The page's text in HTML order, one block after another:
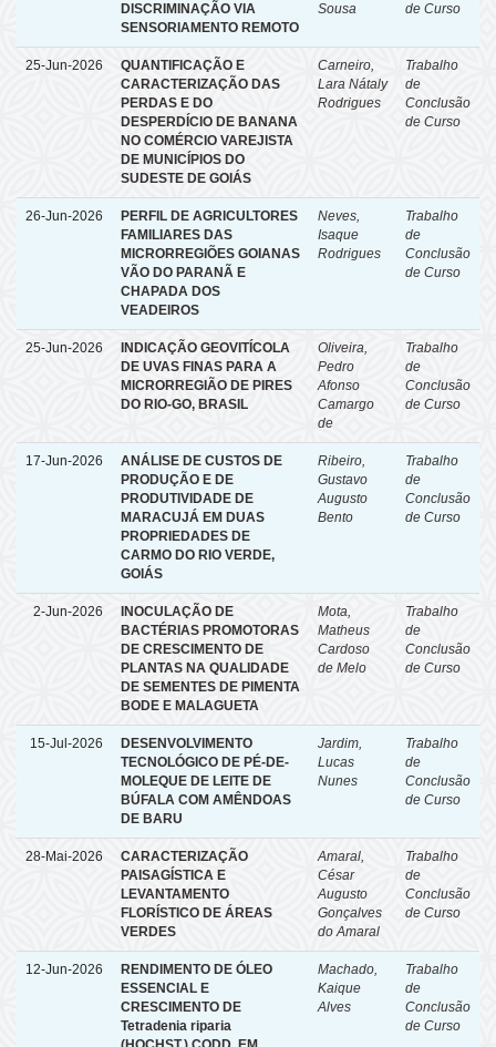
DISCRIMINAÇÃO VIA
SENSORIAMENTO REMOTO
Sousa
de Curso
25-Jun-2026
QUANTIFICAÇÃO E
CARACTERIZAÇÃO DAS
PERDAS E DO
DESPERDÍCIO DE BANANA
NO COMÉRCIO VAREJISTA
DE MUNICÍPIOS DO
SUDESTE DE GOIÁS
Carneiro,
Lara Nátaly
Rodrigues
Trabalho
de
Conclusão
de Curso
26-Jun-2026
PERFIL DE AGRICULTORES
FAMILIARES DAS
MICRORREGIÕES GOIANAS
VÃO DO PARANÃ E
CHAPADA DOS
VEADEIROS
Neves,
Isaque
Rodrigues
Trabalho
de
Conclusão
de Curso
25-Jun-2026
INDICAÇÃO GEOVITÍCOLA
DE UVAS FINAS PARA A
MICRORREGIÃO DE PIRES
DO RIO-GO, BRASIL
Oliveira,
Pedro
Afonso
Camargo
de
Trabalho
de
Conclusão
de Curso
17-Jun-2026
ANÁLISE DE CUSTOS DE
PRODUÇÃO E DE
PRODUTIVIDADE DE
MARACUJÁ EM DUAS
PROPRIEDADES DE
CARMO DO RIO VERDE,
GOIÁS
Ribeiro,
Gustavo
Augusto
Bento
Trabalho
de
Conclusão
de Curso
2-Jun-2026
INOCULAÇÃO DE
BACTÉRIAS PROMOTORAS
DE CRESCIMENTO DE
PLANTAS NA QUALIDADE
DE SEMENTES DE PIMENTA
BODE E MALAGUETA
Mota,
Matheus
Cardoso
de Melo
Trabalho
de
Conclusão
de Curso
15-Jul-2026
DESENVOLVIMENTO
TECNOLÓGICO DE PÉ-DE-
MOLEQUE DE LEITE DE
BÚFALA COM AMÊNDOAS
DE BARU
Jardim,
Lucas
Nunes
Trabalho
de
Conclusão
de Curso
28-Mai-2026
CARACTERIZAÇÃO
PAISAGÍSTICA E
LEVANTAMENTO
FLORÍSTICO DE ÁREAS
VERDES
Amaral,
César
Augusto
Gonçalves
do Amaral
Trabalho
de
Conclusão
de Curso
12-Jun-2026
RENDIMENTO DE ÓLEO
ESSENCIAL E
CRESCIMENTO DE
Tetradenia riparia
Machado,
Kaique
Alves
Trabalho
de
Conclusão
de Curso